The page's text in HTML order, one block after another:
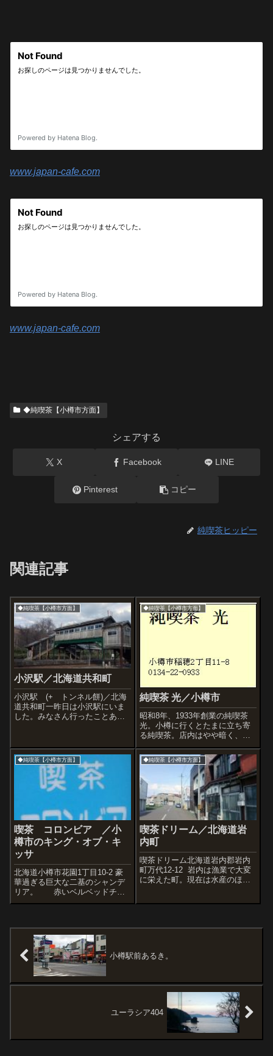
www.japan-cafe.com
www.japan-cafe.com
◆純喫茶【小樽市方面】
シェアする
X Facebook LINE
Pinterest コピー
純喫茶ヒッピー
関連記事
◆純喫茶【小樽市方面】
小沢駅／北海道共和町
小沢駅 (+ トンネル餅)／北海
道共和町一昨日は小沢駅にいま
した。みなさん行ったことあり
らの跨線橋が残る郷愁あふれる
スポットです。この駅に来てい
たSLのD51やC62については鉄
◆純喫茶【小樽市方面】
純喫茶 光／小樽市
昭和8年、1933年創業の純喫茶
光。小樽に行くとたまに立ち寄
る純喫茶。店内はやや暗く、７
７年間の歴史を感じる荘厳な雰
囲気で、ぎっしりとアンティー
クなランプなどのディスプレィ
で飾られて博物館のようです。
また、トイレへのアプローチは
意表をつか...
◆純喫茶【小樽市方面】
喫茶 コロンビア ／小
樽市のキング・オブ・キ
ッサ
北海道小樽市花園1丁目10-2 豪
華過ぎる巨大な二基のシャンデ
リア。 赤いベルベッドチェ
ア。 美しい木壁。質の高い
ん。豪華すぎる。夢の中。店中
央から入り口方面を撮影。一基
目のシャンデ...
◆純喫茶【小樽市方面】
喫茶ドリーム／北海道岩
内町
喫茶ドリーム北海道岩内郡岩内
町万代12-12 岩内は漁業で大変
に栄えた町。現在は水産のほか
海道で一番じゃねぇか?」と囁か
小樽駅前あるき。
ユーラシア404